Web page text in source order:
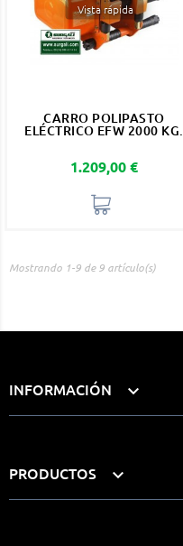
Vista rápida
CARRO POLIPASTO
ELÉCTRICO EFW 2000 KG.
Precio
1.209,00 €
Mostrando 1-9 de 9 artículo(s)
INFORMACIÓN 
PRODUCTOS 